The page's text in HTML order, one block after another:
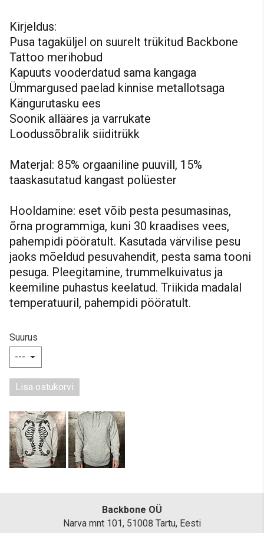
Kirjeldus:
Pusa tagaküljel on suurelt trükitud Backbone
Tattoo merihobud
Kapuuts vooderdatud sama kangaga
Ümmargused paelad kinnise metallotsaga
Kängurutasku ees
Soonik allääres ja varrukate
Loodussõbralik siiditrükk
Materjal: 85% orgaaniline puuvill, 15%
taaskasutatud kangast polüester
Hooldamine: eset võib pesta pesumasinas,
õrna programmiga, kuni 30 kraadises vees,
pahempidi pööratult. Kasutada värvilise pesu
jaoks mõeldud pesuvahendit, pesta sama tooni
pesuga. Pleegitamine, trummelkuivatus ja
keemiline puhastus keelatud. Triikida madalal
temperatuuril, pahempidi pööratult.
Suurus
Lisa ostukorvi
Backbone OÜ
Narva mnt 101, 51008 Tartu, Eesti